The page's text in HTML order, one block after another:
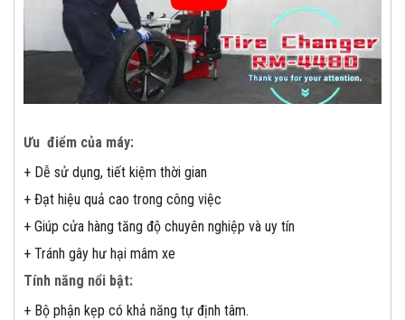
Ưu điểm của máy:
+ Dễ sử dụng, tiết kiệm thời gian
+ Đạt hiệu quả cao trong công việc
+ Giúp cửa hàng tăng độ chuyên nghiệp và uy tín
+ Tránh gây hư hại mâm xe
Tính năng nổi bật:
+ Bộ phận kẹp có khả năng tự định tâm.